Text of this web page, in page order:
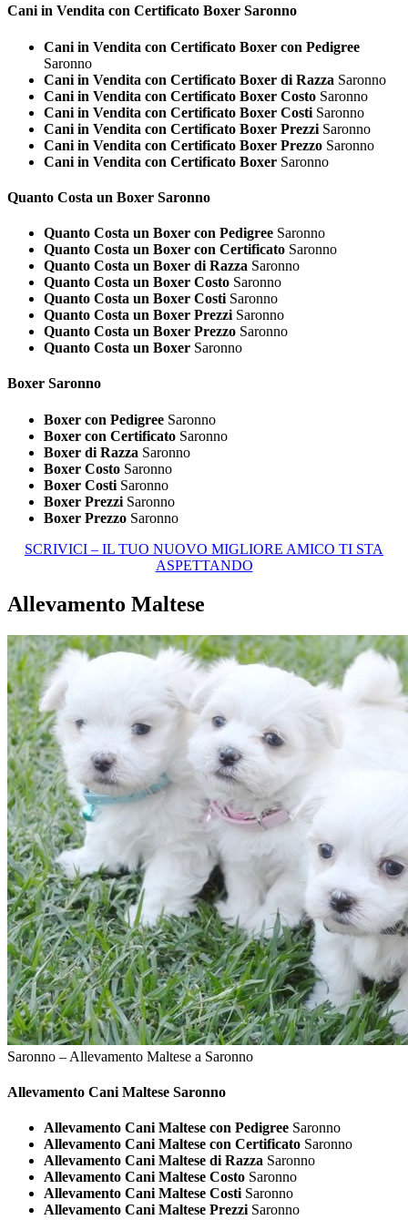
Cani in Vendita con Certificato Boxer Saronno
Cani in Vendita con Certificato Boxer con Pedigree
Saronno
Cani in Vendita con Certificato Boxer di Razza Saronno
Cani in Vendita con Certificato Boxer Costo Saronno
Cani in Vendita con Certificato Boxer Costi Saronno
Cani in Vendita con Certificato Boxer Prezzi Saronno
Cani in Vendita con Certificato Boxer Prezzo Saronno
Cani in Vendita con Certificato Boxer Saronno
Quanto Costa un Boxer Saronno
Quanto Costa un Boxer con Pedigree Saronno
Quanto Costa un Boxer con Certificato Saronno
Quanto Costa un Boxer di Razza Saronno
Quanto Costa un Boxer Costo Saronno
Quanto Costa un Boxer Costi Saronno
Quanto Costa un Boxer Prezzi Saronno
Quanto Costa un Boxer Prezzo Saronno
Quanto Costa un Boxer Saronno
Boxer Saronno
Boxer con Pedigree Saronno
Boxer con Certificato Saronno
Boxer di Razza Saronno
Boxer Costo Saronno
Boxer Costi Saronno
Boxer Prezzi Saronno
Boxer Prezzo Saronno
SCRIVICI – IL TUO NUOVO MIGLIORE AMICO TI STA
ASPETTANDO
Allevamento Maltese
Saronno – Allevamento Maltese a Saronno
Allevamento Cani Maltese Saronno
Allevamento Cani Maltese con Pedigree Saronno
Allevamento Cani Maltese con Certificato Saronno
Allevamento Cani Maltese di Razza Saronno
Allevamento Cani Maltese Costo Saronno
Allevamento Cani Maltese Costi Saronno
Allevamento Cani Maltese Prezzi Saronno